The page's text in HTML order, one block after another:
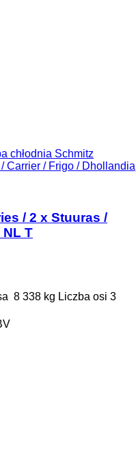
chłodnia Schmitz
Carrier / Frigo / Dhollandia
/ 2 x Stuuras /
NL T
8 338 kg Liczba osi 3